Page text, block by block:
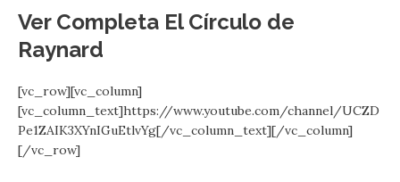
Ver Completa El Círculo de
Raynard
[vc_row][vc_column]
[vc_column_text]https://www.youtube.com/channel/UCZD
Pe1ZAIK3XYnIGuEtlvYg[/vc_column_text][/vc_column]
[/vc_row]